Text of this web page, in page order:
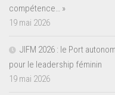
compétence… »
19 mai 2026
JIFM 2026 : le Port
pour le leadership féminin
19 mai 2026